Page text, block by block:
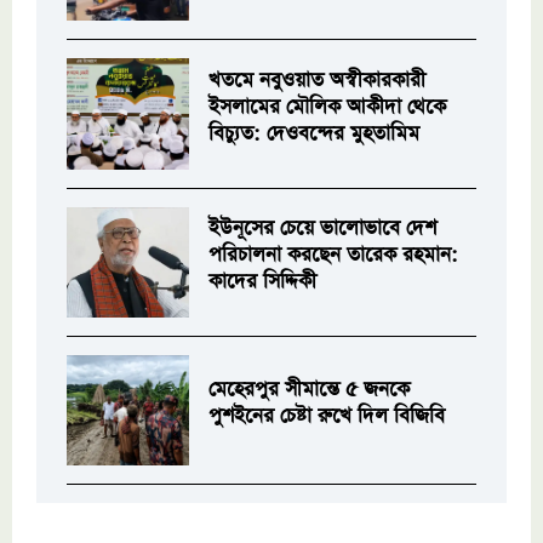
খতমে নবুওয়াত অস্বীকারকারী
ইসলামের মৌলিক আকীদা থেকে
বিচ্যুত: দেওবন্দের মুহতামিম
ইউনূসের চেয়ে ভালোভাবে দেশ
পরিচালনা করছেন তারেক রহমান:
কাদের সিদ্দিকী
মেহেরপুর সীমান্তে ৫ জনকে
পুশইনের চেষ্টা রুখে দিল বিজিবি